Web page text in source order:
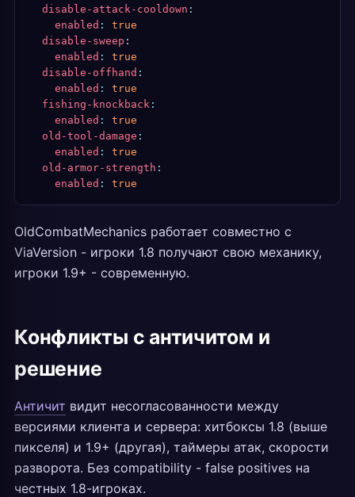
  disable-attack-cooldown
:
    enabled
:
true
  disable-sweep
:
    enabled
:
true
  disable-offhand
:
    enabled
:
true
  fishing-knockback
:
    enabled
:
true
  old-tool-damage
:
    enabled
:
true
  old-armor-strength
:
    enabled
: true
OldCombatMechanics работает совместно с
ViaVersion - игроки 1.8 получают свою механику,
игроки 1.9+ - современную.
Конфликты с античитом и
решение
Античит видит несогласованности между
версиями клиента и сервера: хитбоксы 1.8 (выше
пикселя) и 1.9+ (другая), таймеры атак, скорости
разворота. Без compatibility - false positives на
честных 1.8-игроках.